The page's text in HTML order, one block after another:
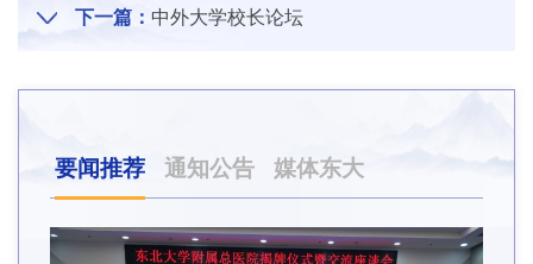
下一篇： 中外大学校长论坛
要闻推荐 通知公告 媒体东大